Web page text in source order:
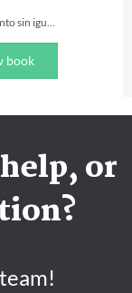
sin igual
del
son una
edecán,
book
or